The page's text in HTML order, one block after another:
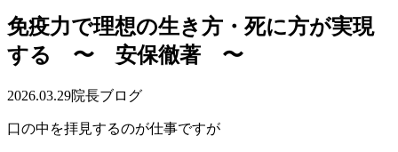
免疫力で理想の生き方・死に方が実現
する 〜 安保徹著 〜
2026.03.29院長ブログ
口の中を拝見するのが仕事ですが